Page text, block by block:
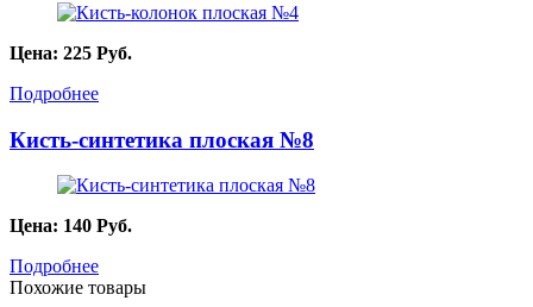
Цена: 225 Руб.
Подробнее
Кисть-синтетика плоская №8
Цена: 140 Руб.
Подробнее
Похожие товары